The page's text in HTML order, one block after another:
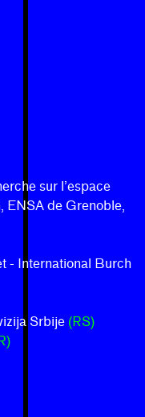
sur l’espace
ENSA de Grenoble,
- International Burch
Srbije (RS)